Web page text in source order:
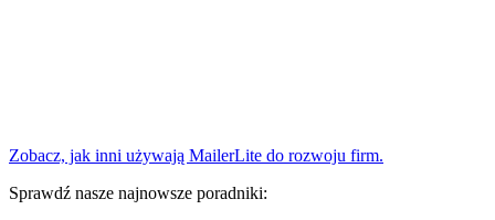
Zobacz, jak inni używają MailerLite do rozwoju firm.
Sprawdź nasze najnowsze poradniki: